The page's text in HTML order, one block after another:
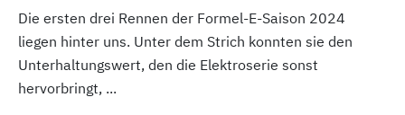
Die ersten drei Rennen der Formel-E-Saison 2024
liegen hinter uns. Unter dem Strich konnten sie den
Unterhaltungswert, den die Elektroserie sonst
hervorbringt, ...